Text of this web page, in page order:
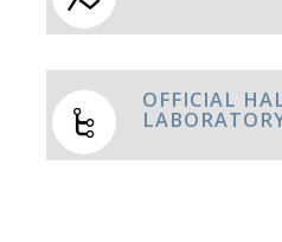
OFFICIAL